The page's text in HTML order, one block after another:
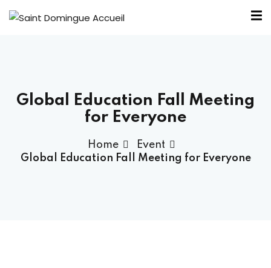
?
SDA
Global Education Fall Meeting
for Everyone
Home
Event
Global Education Fall Meeting for Everyone